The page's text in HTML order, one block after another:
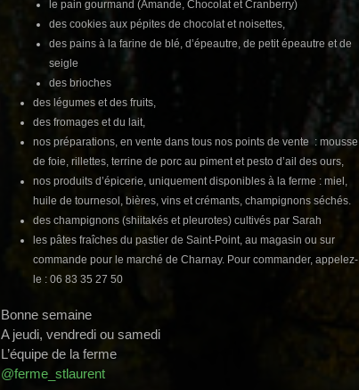
le pain gourmand (Amande, Chocolat et Cranberry)
des cookies aux pépites de chocolat et noisettes,
des pains à la farine de blé, d’épeautre, de petit épeautre et de
seigle
des brioches
des légumes et des fruits,
des fromages et du lait,
nos préparations, en vente dans tous nos points de vente : mousse
de foie, rillettes, terrine de porc au piment et pesto d’ail des ours,
nos produits d’épicerie, uniquement disponibles à la ferme : miel,
huile de tournesol, bières, vins et crémants, champignons séchés.
des champignons (shiitakés et pleurotes) cultivés par Sarah
les pâtes fraîches du pastier de Saint-Point, au magasin ou sur
commande pour le marché de Charnay. Pour commander, appelez-
le : 06 83 35 27 50
Bonne semaine
A jeudi, vendredi ou samedi
L’équipe de la ferme
@ferme_stlaurent